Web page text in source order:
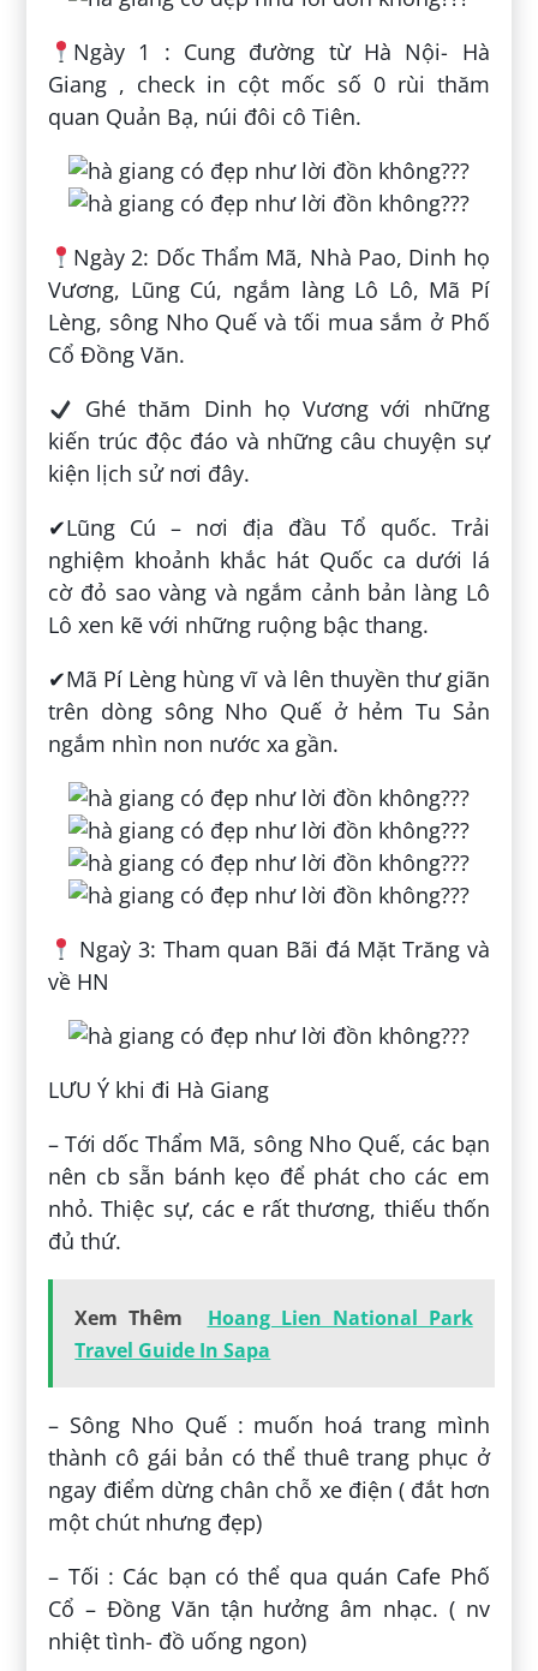
Ngày 1 : Cung đường từ Hà Nội- Hà
Giang , check in cột mốc số 0 rùi thăm
quan Quản Bạ, núi đôi cô Tiên.
Ngày 2: Dốc Thẩm Mã, Nhà Pao, Dinh họ
Vương, Lũng Cú, ngắm làng Lô Lô, Mã Pí
Lèng, sông Nho Quế và tối mua sắm ở Phố
Cổ Đồng Văn.
Ghé thăm Dinh họ Vương với những
kiến trúc độc đáo và những câu chuyện sự
kiện lịch sử nơi đây.
✔Lũng Cú – nơi địa đầu Tổ quốc. Trải
nghiệm khoảnh khắc hát Quốc ca dưới lá
cờ đỏ sao vàng và ngắm cảnh bản làng Lô
Lô xen kẽ với những ruộng bậc thang.
✔Mã Pí Lèng hùng vĩ và lên thuyền thư giãn
trên dòng sông Nho Quế ở hẻm Tu Sản
ngắm nhìn non nước xa gần.
Ngaỳ 3: Tham quan Bãi đá Mặt Trăng và
về HN
LƯU Ý khi đi Hà Giang
– Tới dốc Thẩm Mã, sông Nho Quế, các bạn
nên cb sẵn bánh kẹo để phát cho các em
nhỏ. Thiệc sự, các e rất thương, thiếu thốn
đủ thứ.
Xem Thêm
Hoang Lien National Park
Travel Guide In Sapa
– Sông Nho Quế : muốn hoá trang mình
thành cô gái bản có thể thuê trang phục ở
ngay điểm dừng chân chỗ xe điện ( đắt hơn
một chút nhưng đẹp)
– Tối : Các bạn có thể qua quán Cafe Phố
Cổ – Đồng Văn tận hưởng âm nhạc. ( nv
nhiệt tình- đồ uống ngon)